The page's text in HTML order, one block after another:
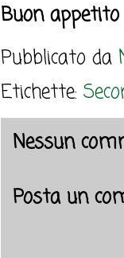
Buon appetito
Pubblicato da
Etichette:
Nessun
Posta un